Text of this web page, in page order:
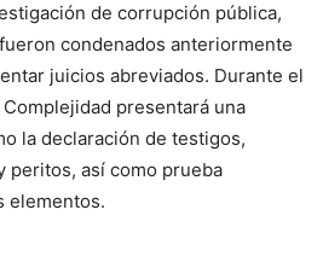
de corrupción pública,
condenados anteriormente
juicios abreviados. Durante el
presentará una
la declaración de testigos,
peritos, así como prueba
elementos.